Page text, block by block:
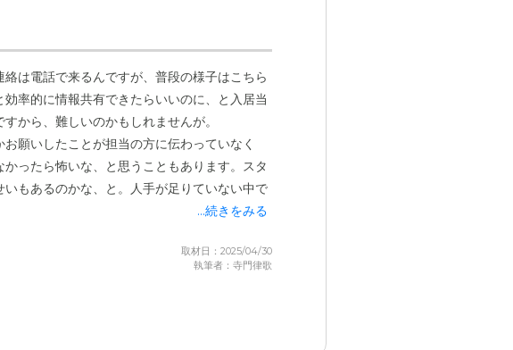
は電話で来るんですが、普段の様子はこちら
率的に情報共有できたらいいのに、と入居当
から、難しいのかもしれませんが。
お願いしたことが担当の方に伝わっていなく
ったら怖いな、と思うこともあります。スタ
もあるのかな、と。人手が足りていない中で
...続きをみる
取材日：2025/04/30
執筆者：寺門律歌